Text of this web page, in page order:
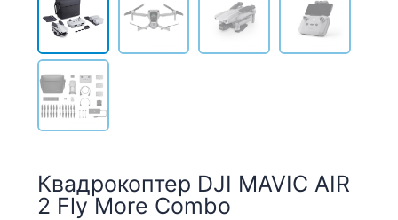
Квадрокоптер DJI MAVIC AIR
2 Fly More Combo